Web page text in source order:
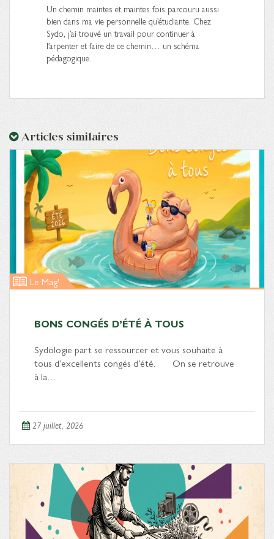
Un chemin maintes et maintes fois parcouru aussi
bien dans ma vie personnelle qu’étudiante. Chez
Sydo, j’ai trouvé un travail pour continuer à
l’arpenter et faire de ce chemin… un schéma
pédagogique.
Articles similaires
Le Mag'
BONS CONGÉS D’ÉTÉ À TOUS
Sydologie part se ressourcer et vous souhaite à
tous d’excellents congés d’été. On se retrouve
à la…
27 juillet, 2026